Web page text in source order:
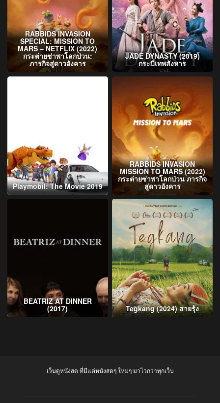
RABBIDS INVASION
SPECIAL: MISSION TO
MARS – NETFLIX (2022)
กระต่ายซ่าพาโลกป่วน:
ภารกิจสู่ดาวอังคาร
JADE DYNASTY (2019)
กระบี่เทพสังหาร
Playmobil: The Movie 2019
RABBIDS INVASION
MISSION TO MARS (2022)
กระต่ายซ่าพาโลกป่วน ภารกิจ
สู่ดาวอังคาร
BEATRIZ AT DINNER
(2017) Tegkang (2024) สายรุ้ง
เว็บดูหนังสด ที่มีแต่หนังสดๆ ใหม่ๆ มาไวกว่าทุกเว็บ